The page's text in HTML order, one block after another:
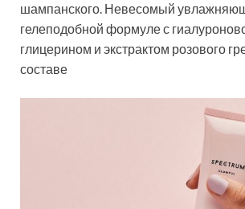
шампанского. Невесомый
гелеподобной формуле с
глицерином и экстрактом розового
составе